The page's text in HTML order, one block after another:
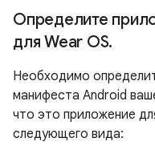
Определите
для Wear OS.
Необходимо
манифеста Android
что это приложение
следующего вида: